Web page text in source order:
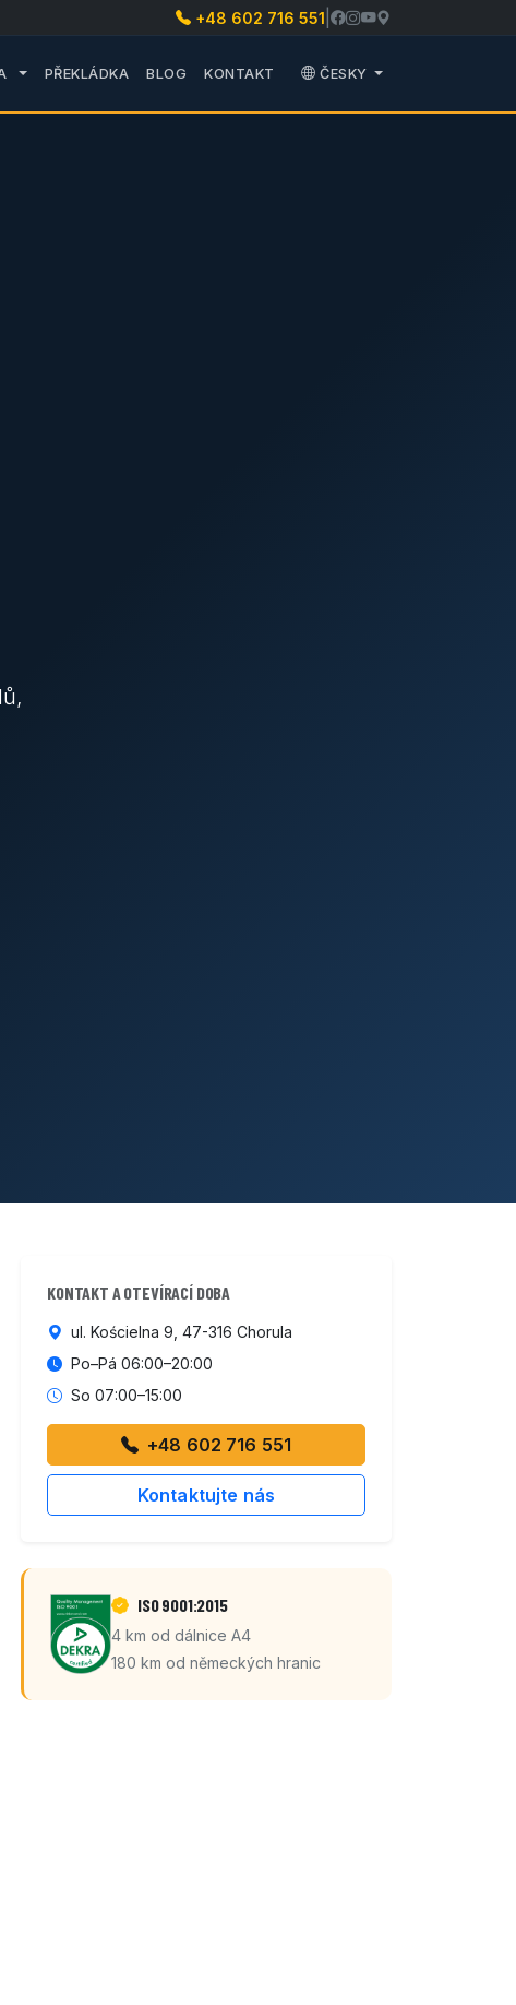
+48 602 716 551
ROZWIŃ PODMENU PŘEPRAVA
PŘEKLÁDKA BLOG KONTAKT ČESKY
KONTAKT A OTEVÍRACÍ DOBA
ul. Kościelna 9, 47-316 Chorula
Po–Pá 06:00–20:00
So 07:00–15:00
+48 602 716 551
Kontaktujte nás
ISO 9001:2015
4 km od dálnice A4
180 km od německých hranic